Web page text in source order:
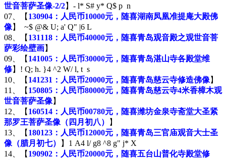
世音菩萨圣像-2/2】 - l* S# y* Q$ p n
07、【 130904：人民币10000元，随喜湖南凤凰准提庵大殿佛
像 】
~$ @& U; a' Q" |6 L
08、【 131118：人民币40000元，随喜青岛观音殿之观世音菩
萨彩绘壁画】
09、【 141005：人民币30000元，随喜青岛湛山寺各殿堂维
修】 ! Q; h. }4 ^2 W/ l, t s
10、【 141231：人民币20000元，随喜青岛慈云寺修造佛像 】
11、【 150805：人民币80000元，随喜青岛慈云寺4米香樟木观
世音菩萨圣像 】
12、【 160514：人民币00780元，随喜潍坊金泉寺斋堂大圣紧
那罗王菩萨圣像（四月初八）
】
13、【 180123：人民币12000元，随喜青岛三官庙观音大士圣
像（腊月初七）
】 1 A4 l/ g8 ^8 g" j* X
14、【 190902：人民币20000元，随喜五台山普化寺殿堂修